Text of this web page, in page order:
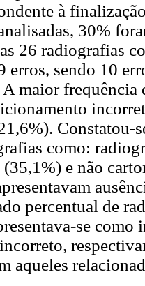
à
30%
26 radiografias
erros, sendo 10
maior frequência
Constatou-
como:
e não
percentual de
se
aqueles